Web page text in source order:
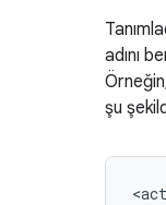
adını
şu